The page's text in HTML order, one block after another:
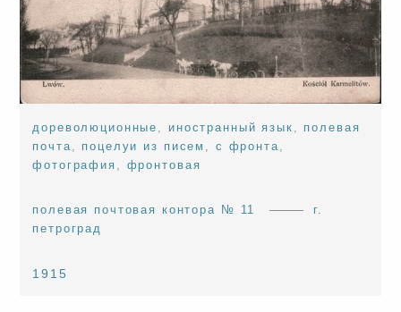
дореволюционные , иностранный язык , полевая
почта, поцелуи из писем , с фронта,
фотография , фронтовая
полевая почтовая контора № 11
г.
петроград
1915